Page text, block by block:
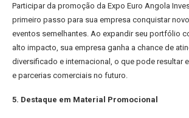
Participar da promoção da Expo Euro Angola
primeiro passo para sua empresa conquistar
eventos semelhantes. Ao expandir seu portfólio
alto impacto, sua empresa ganha a chance de
diversificado e internacional, o que pode resultar
e parcerias comerciais no futuro.
5. Destaque em Material Promocional